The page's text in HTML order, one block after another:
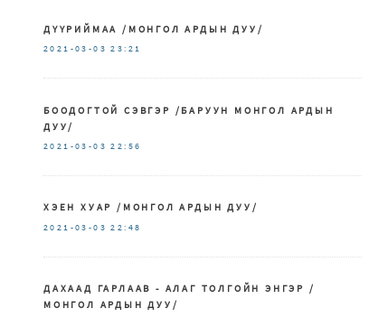
ДҮҮРИЙМАА /МОНГОЛ АРДЫН ДУУ/
2021-03-03 23:21
БООДОГТОЙ СЭВГЭР /БАРУУН МОНГОЛ АРДЫН
ДУУ/
2021-03-03 22:56
ХЭЕН ХУАР /МОНГОЛ АРДЫН ДУУ/
2021-03-03 22:48
ДАХААД ГАРЛААВ - АЛАГ ТОЛГОЙН ЭНГЭР /
МОНГОЛ АРДЫН ДУУ/